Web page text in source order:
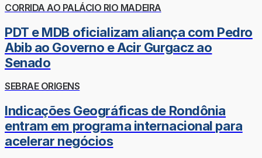
CORRIDA AO PALÁCIO RIO MADEIRA
PDT e MDB oficializam aliança com Pedro
Abib ao Governo e Acir Gurgacz ao
Senado
SEBRAE ORIGENS
Indicações Geográficas de Rondônia
entram em programa internacional para
acelerar negócios